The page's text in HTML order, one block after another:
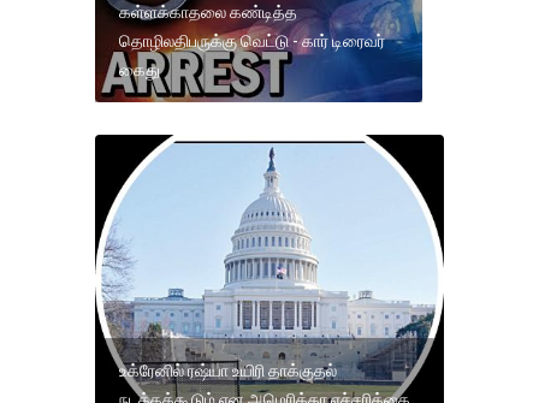
கள்ளக்காதலை கண்டித்த
தொழிலதிபருக்கு வெட்டு - கார் டிரைவர்
கைது
உக்ரேனில் ரஷ்யா உயிரி தாக்குதல்